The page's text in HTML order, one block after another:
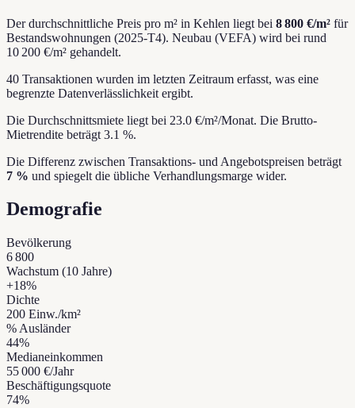
Der durchschnittliche Preis pro m² in Kehlen liegt bei 8 800 €/m² für
Bestandswohnungen (2025-T4). Neubau (VEFA) wird bei rund
10 200 €/m² gehandelt.
40 Transaktionen wurden im letzten Zeitraum erfasst, was eine
begrenzte Datenverlässlichkeit ergibt.
Die Durchschnittsmiete liegt bei 23.0 €/m²/Monat. Die Brutto-
Mietrendite beträgt 3.1 %.
Die Differenz zwischen Transaktions- und Angebotspreisen beträgt
7 % und spiegelt die übliche Verhandlungsmarge wider.
Demografie
Bevölkerung
6 800
Wachstum (10 Jahre)
+18%
Dichte
200 Einw./km²
% Ausländer
44%
Medianeinkommen
55 000 €/Jahr
Beschäftigungsquote
74%